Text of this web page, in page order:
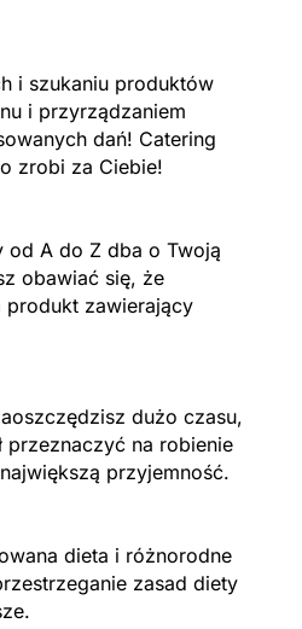
i szukaniu produktów
i przyrządzaniem
dań! Catering
zrobi za Ciebie!
od A do Z dba o Twoją
obawiać się, że
produkt zawierający
dużo czasu,
przeznaczyć na robienie
przyjemność.
dieta i różnorodne
zasad diety